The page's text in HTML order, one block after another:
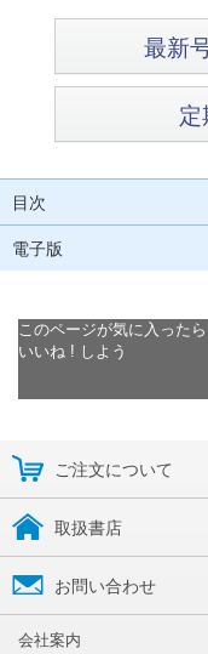
最新
定
目次
電子版
このページが気に入ったら
いいね ! しよう
ご注文について
取扱書店
お問い合わせ
会社案内